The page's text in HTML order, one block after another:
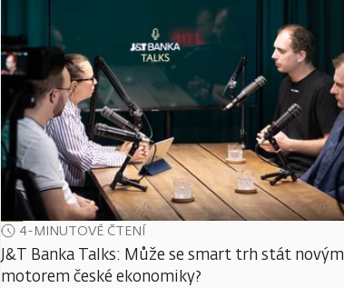
4-MINUTOVÉ ČTENÍ
J&T Banka Talks: Může se smart trh stát novým
motorem české ekonomiky?